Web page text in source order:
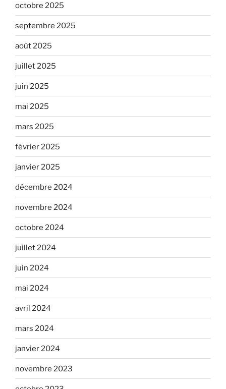
octobre 2025
septembre 2025
août 2025
juillet 2025
juin 2025
mai 2025
mars 2025
février 2025
janvier 2025
décembre 2024
novembre 2024
octobre 2024
juillet 2024
juin 2024
mai 2024
avril 2024
mars 2024
janvier 2024
novembre 2023